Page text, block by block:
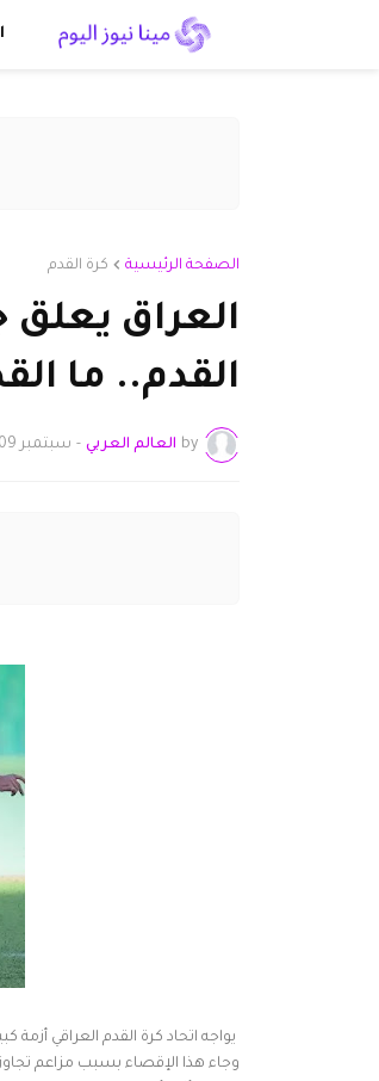
الصفحة الرئيسية كرة القدم
العراق
القدم.. ما
by العالم العربي - سبتمبر 09, 2024
يواجه اتحاد كرة القدم العراقي
وجاء هذا الإقصاء بسبب مزاعم